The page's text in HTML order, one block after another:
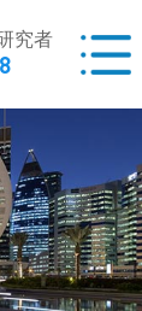
究者